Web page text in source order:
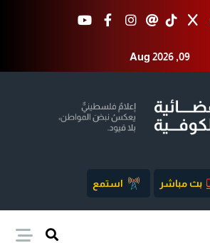
Aug 2026 ,09
بث مباشر استمع